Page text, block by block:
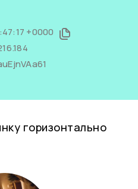
+0000
горизонтально